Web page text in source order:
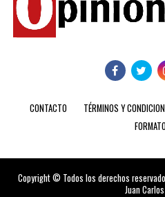
CONTACTO TÉRMINOS Y
Copyright © Todos los derechos
Juan